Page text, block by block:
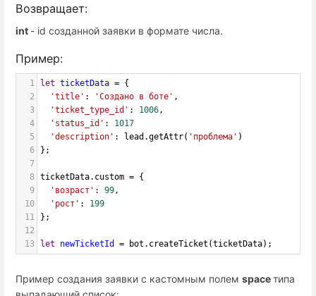
Возвращает:
int - id созданной заявки в формате числа.
Пример:
1 let ticketData = {
2
'title' : 'Создано в боте' ,
3
'ticket_type_id' : 1006 ,
4
'status_id' : 1017
5
'description' : lead .getAttr( 'проблема' )
6
};
7
8 ticketData. custom = {
9
'возраст' : 99 ,
10
'рост' : 199
11
};
12
13
let newTicketId = bot . createTicket (ticketData);
Пример создания заявки с кастомным полем spaceтипа